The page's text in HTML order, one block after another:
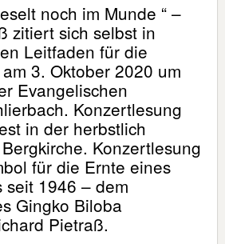
noch im Munde “ –
zitiert sich selbst in
Leitfaden für die
3. Oktober 2020 um
Evangelischen
Konzertlesung
in der herbstlich
Konzertlesung
für die Ernte eines
1946 – dem
Gingko Biloba
Pietraß.